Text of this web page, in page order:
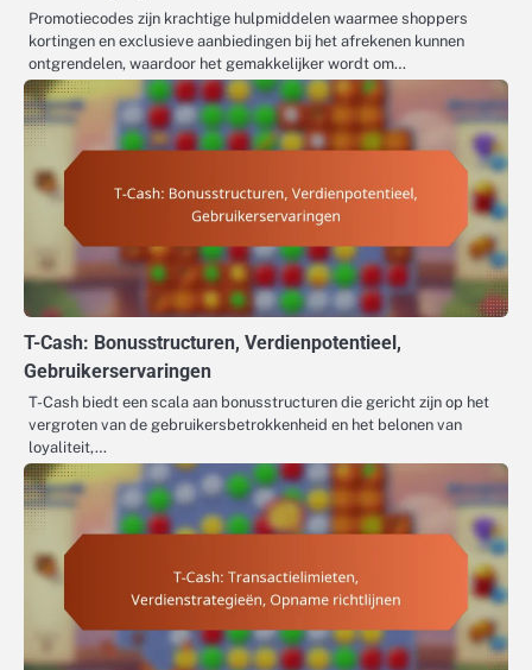
Promotiecodes zijn krachtige hulpmiddelen waarmee shoppers
kortingen en exclusieve aanbiedingen bij het afrekenen kunnen
ontgrendelen, waardoor het gemakkelijker wordt om…
T-Cash: Bonusstructuren, Verdienpotentieel,
Gebruikerservaringen
T-Cash biedt een scala aan bonusstructuren die gericht zijn op het
vergroten van de gebruikersbetrokkenheid en het belonen van
loyaliteit,…